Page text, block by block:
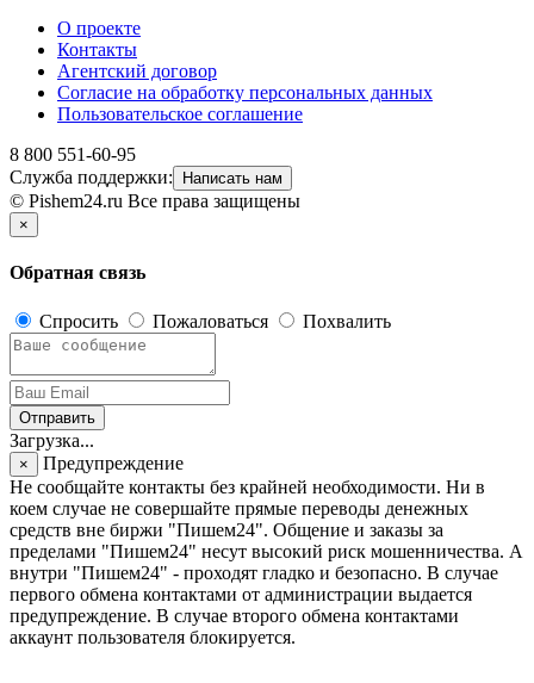
О проекте
Контакты
Агентский договор
Согласие на обработку персональных данных
Пользовательское соглашение
8 800 551-60-95
Служба поддержки:
Написать нам
© Pishem24.ru Все права защищены
×
Обратная связь
Спросить Пожаловаться Похвалить
Отправить
Загрузка...
×
Предупреждение
Не сообщайте контакты без крайней необходимости. Ни в
коем случае не совершайте прямые переводы денежных
средств вне биржи "Пишем24". Общение и заказы за
пределами "Пишем24" несут высокий риск мошенничества. А
внутри "Пишем24" - проходят гладко и безопасно. В случае
первого обмена контактами от администрации выдается
предупреждение. В случае второго обмена контактами
аккаунт пользователя блокируется.